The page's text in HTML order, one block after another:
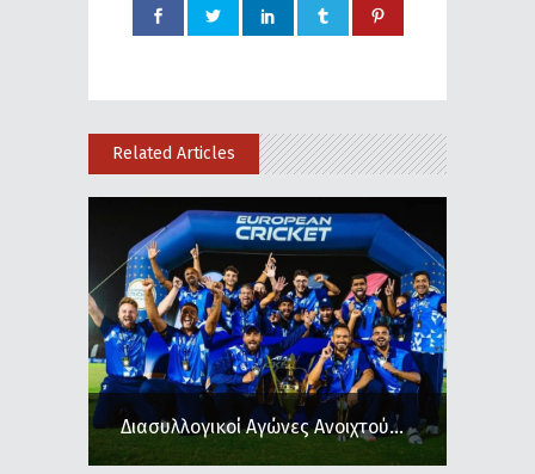
Related Articles
Διασυλλογικοί Αγώνες Ανοιχτού...